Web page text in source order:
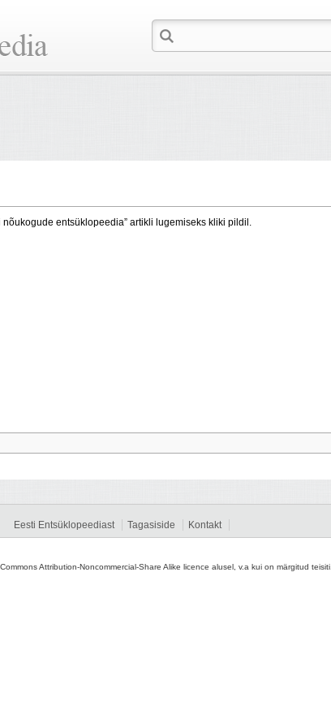
nõukogude entsüklopeedia” artikli lugemiseks kliki pildil.
Eesti Entsüklopeediast Tagasiside Kontakt
Attribution-Noncommercial-Share Alike licence alusel, v.a kui on märgitud teisiti.